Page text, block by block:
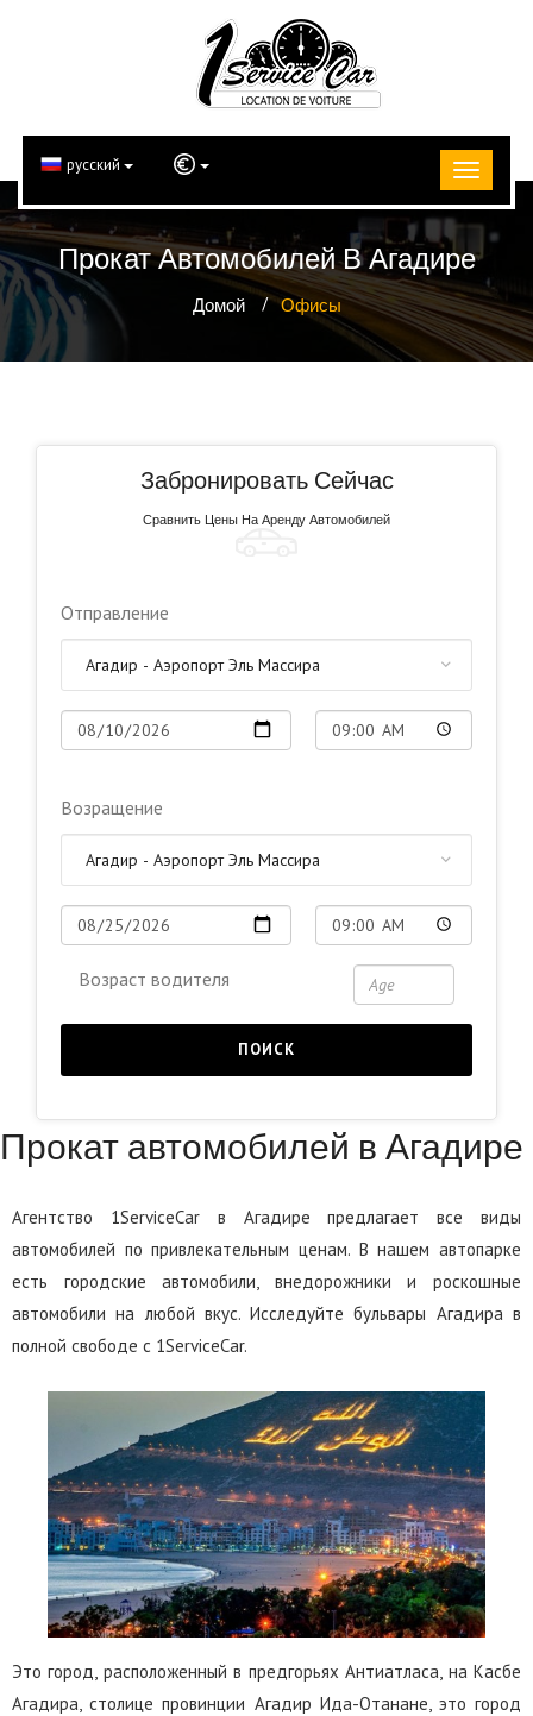
русский
Прокат Автомобилей В Агадире
Домой Офисы
Забронировать Сейчас
Сравнить Цены На Аренду Автомобилей
Отправление
Возращение
Возраст водителя
ПОИСК
Прокат автомобилей в Агадире
Агентство 1ServiceCar в Агадире предлагает все виды
автомобилей по привлекательным ценам. В нашем автопарке
есть городские автомобили, внедорожники и роскошные
автомобили на любой вкус. Исследуйте бульвары Агадира в
полной свободе с 1ServiceCar.
Это город, расположенный в предгорьях Антиатласа, на Касбе
Агадира, столице провинции Агадир Ида-Отанане, это город